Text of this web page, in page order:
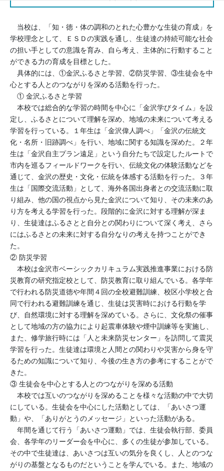
当校は、「知・徳・体の調和のとれた心豊かな生徒の育成」を
学校理念として、ＥＳＤの実践を通し、生徒達の持続可能な社会
の担い手としての意識を育み、自ら考え、主体的に行動すること
ができる力の育成を目標とした。
具体的には、①金沢ふるさと学習、②防災学習、③生徒会を中
心とする人とのつながりを深める活動を行った。
① 金沢ふるさと学習
本校では総合的な学習の時間を中心に「金沢学びタイム」を設
定し、ふるさとについて理解を深め、地域の未来について考える
学習を行っている。１年生は「金沢偉人調べ」「金沢の伝統文
化・名所・旧跡調べ」を行い、地域に関する知識を深めた。２年
生は「金沢自主プラン遠足」という自分たちで設定したルートで
市内を巡るフィールドワークを行い、伝統文化の体験活動などを
通じて、金沢の歴史・文化・伝統を体感する活動を行った。３年
生は「国際交流活動」として、海外各国出身者との交流活動に取
り組み、他の国の視点から見た金沢について知り、その未来のあ
り方を考える学習を行った。段階的に金沢に対する理解が深ま
り、生徒達はふるさとと自分との関わりについて深く考え、さら
にはふるさとの未来に対する自分なりの考えを持つことができ
た。
② 防災学習
本校は金沢市ベーシックカリキュラム実践推進事業における防
災教育の研究指定校として、防災教育に取り組んでいる。各学年
で行われる防災道徳や年間４回の全校避難訓練、校区小学校と合
同で行われる避難訓練を通じ、生徒は災害時における行動を学
び、自然環境に対する理解を深めている。さらに、文化祭の催事
として地域の方の協力により起震車体験や煙中訓練等を実施し、
また、修学旅行時には「人と未来防災センター」を訪問して震災
学習を行った。生徒達は環境と人間との関わりや災害から身を守
るための知識について知り、今後の生き方の参考にすることがで
きた。
③ 生徒会を中心とする人とのつながりを深める活動
本校では互いのつながりを深めることを様々な活動の中で大切
にしている。生徒会を中心にした活動としては、「あいさつ運
動」や、「ありがとうのメッセージ」といった活動がある。
年間を通じて行う「あいさつ運動」では、生徒会執行部、委員
会、各学年のリーダー会を中心に、多くの生徒が参加している。
その中で生徒達は、あいさつは互いの気分を良くし、人とのつな
がりの基盤となるものだということを学んでいる。また、地域の